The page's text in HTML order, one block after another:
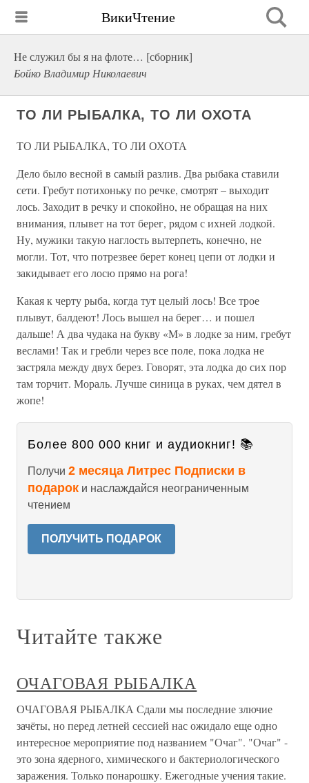
ВикиЧтение
Не служил бы я на флоте… [сборник]
Бойко Владимир Николаевич
ТО ЛИ РЫБАЛКА, ТО ЛИ ОХОТА
ТО ЛИ РЫБАЛКА, ТО ЛИ ОХОТА
Дело было весной в самый разлив. Два рыбака ставили
сети. Гребут потихоньку по речке, смотрят – выходит
лось. Заходит в речку и спокойно, не обращая на них
внимания, плывет на тот берег, рядом с ихней лодкой.
Ну, мужики такую наглость вытерпеть, конечно, не
могли. Тот, что потрезвее берет конец цепи от лодки и
закидывает его лосю прямо на рога!
Какая к черту рыба, когда тут целый лось! Все трое
плывут, балдеют! Лось вышел на берег… и пошел
дальше! А два чудака на букву «М» в лодке за ним, гребут
веслами! Так и гребли через все поле, пока лодка не
застряла между двух берез. Говорят, эта лодка до сих пор
там торчит. Мораль. Лучше синица в руках, чем дятел в
жопе!
Более 800 000 книг и аудиокниг! 📚
Получи 2 месяца Литрес Подписки в
подарок и наслаждайся неограниченным
чтением
ПОЛУЧИТЬ ПОДАРОК
Читайте также
ОЧАГОВАЯ РЫБАЛКА
ОЧАГОВАЯ РЫБАЛКА Сдали мы последние злючие
зачёты, но перед летней сессией нас ожидало еще одно
интересное мероприятие под названием "Очаг". "Очаг" -
это зона ядерного, химического и бактериологического
заражения. Только понарошку. Ежегодные учения такие.